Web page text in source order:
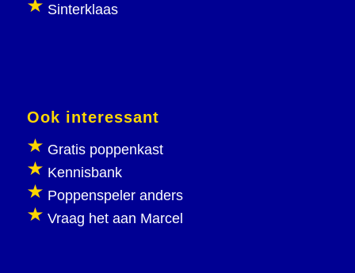
Sinterklaas
Ook interessant
Gratis poppenkast
Kennisbank
Poppenspeler anders
Vraag het aan Marcel